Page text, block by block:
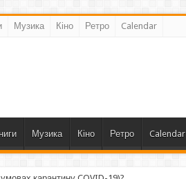
Музика Кіно Ретро Calendar
Музика Кіно Ретро Calendar